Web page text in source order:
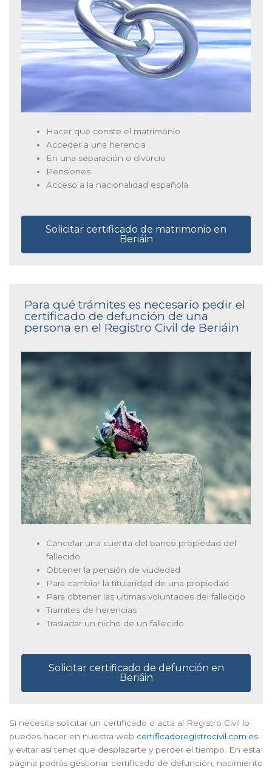
Hacer que conste el matrimonio
Acceder a una herencia
En una separación o divorcio
Pensiones
Acceso a la nacionalidad española
Solicitar certificado de matrimonio en
Beriáin
Para qué trámites es necesario pedir el
certificado de defunción de una
persona en el Registro Civil de Beriáin
Cancelar una cuenta del banco propiedad del
fallecido
Obtener la pensión de viudedad
Para cambiar la titularidad de una propiedad
Para obtener las ultimas voluntades del fallecido
Tramites de herencias
Trasladar un nicho de un fallecido
Solicitar certificado de defunción en
Beriáin
Si necesita solicitar un certificado o acta al Registro Civil lo
puedes hacer en nuestra web certificadoregistrocivil.com.es
y evitar así tener que desplazarte y perder el tiempo. En esta
página podrás gestionar certificado de defunción, nacimiento